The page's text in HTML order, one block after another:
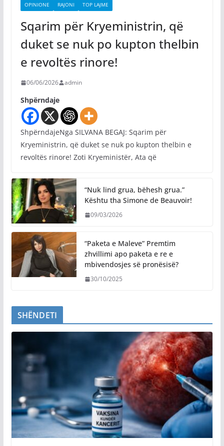
OPINIONE RAJONI TOP LAJME
Sqarim për Kryeministrin, që
duket se nuk po kupton thelbin
e revoltës rinore!
06/06/2026 admin
Shpërndaje
ShpërndajeNga SILVANA BEGAJ: Sqarim për
Kryeministrin, që duket se nuk po kupton thelbin e
revoltës rinore! Zoti Kryeministër, Ata që
“Nuk lind grua, bëhesh grua.”
Kështu tha Simone de Beauvoir!
09/03/2026
“Paketa e Maleve” Premtim
zhvillimi apo paketa e re e
mbivendosjes së pronësisë?
30/10/2025
SHËNDETI